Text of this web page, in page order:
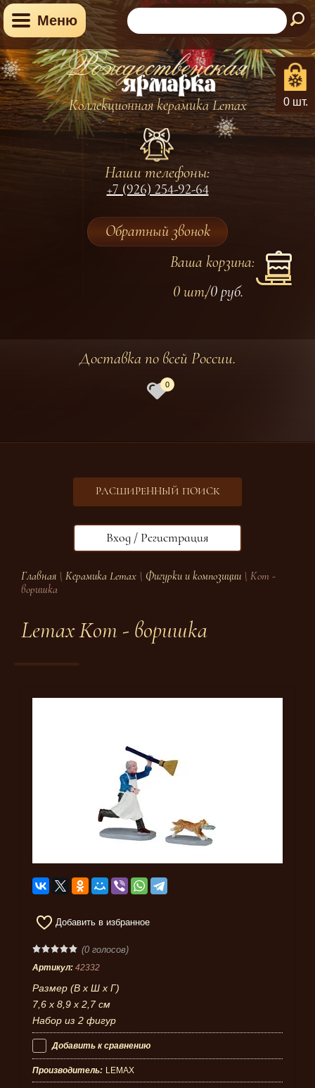
Меню
Коллекционная керамика Lemax
Наши телефоны:
+7 (926) 254-92-64
Обратный звонок
Ваша корзина:
0 шт.0руб.
Доставка по всей России.
0
РАСШИРЕННЫЙ ПОИСК
Вход / Регистрация
Главная \ Керамика Lemax \ Фигурки и композиции \ Кот -
воришка
Lemax Кот - воришка
Добавить в избранное
(0 голосов)
Артикул: 42332
Размер (В х Ш х Г)
7,6 х 8,9 х 2,7 см
Набор из 2 фигур
Добавить к сравнению
Производитель: LEMAX
0 шт.